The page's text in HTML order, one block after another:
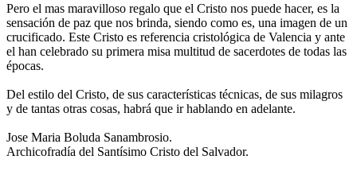
Pero el mas maravilloso regalo que el Cristo nos puede hacer, es la
sensación de paz que nos brinda, siendo como es, una imagen de un
crucificado. Este Cristo es referencia cristológica de Valencia y ante
el han celebrado su primera misa multitud de sacerdotes de todas las
épocas.
Del estilo del Cristo, de sus características técnicas, de sus milagros
y de tantas otras cosas, habrá que ir hablando en adelante.
Jose Maria Boluda Sanambrosio.
Archicofradía del Santísimo Cristo del Salvador.